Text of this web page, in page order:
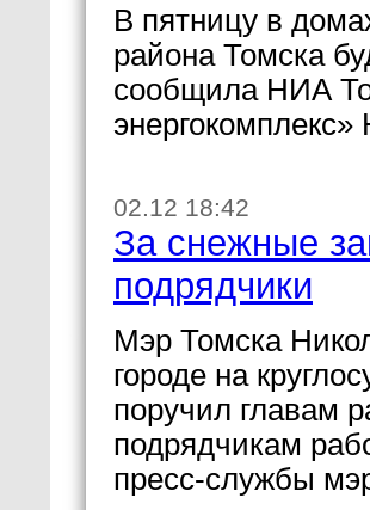
В пятницу в
района Томска
сообщила НИА
02.12 18:42
За снежные
подрядчики
Мэр Томска
городе на
поручил главам
подрядчикам
пресс-службы